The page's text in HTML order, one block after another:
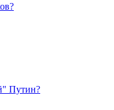
Путин?